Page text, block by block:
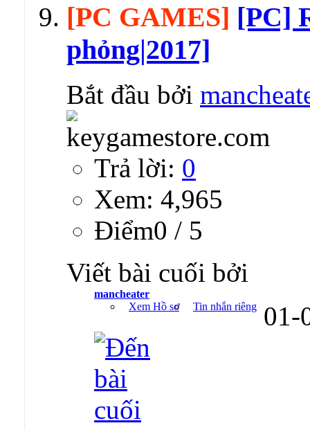
[PC GAMES] [PC]
phỏng|2017]
Bắt đầu bởi
Trả lời: 0
Xem: 4,965
Ðiểm0 / 5
Viết bài cuối bởi
mancheater
Xem Hồ sơ
Tin nhắn riêng 01-